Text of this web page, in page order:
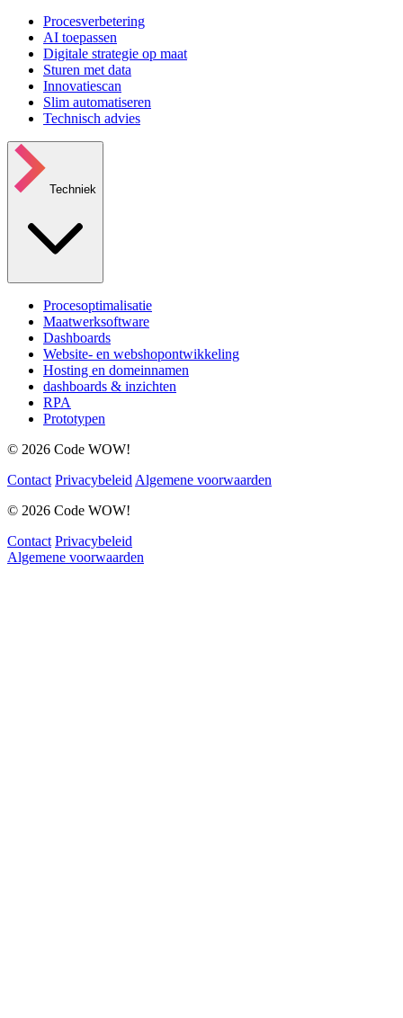
Procesverbetering
AI toepassen
Digitale strategie op maat
Sturen met data
Innovatiescan
Slim automatiseren
Technisch advies
Techniek
Procesoptimalisatie
Maatwerksoftware
Dashboards
Website- en webshopontwikkeling
Hosting en domeinnamen
dashboards & inzichten
RPA
Prototypen
© 2026 Code WOW!
Contact Privacybeleid Algemene voorwaarden
© 2026 Code WOW!
Contact Privacybeleid
Algemene voorwaarden